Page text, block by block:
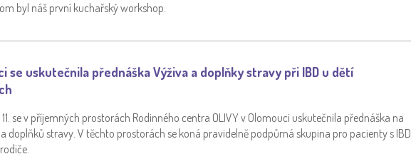
byl náš první kuchařský workshop.
se uskutečnila přednáška Výživa a doplňky stravy při IBD u dětí
11. se v příjemných prostorách Rodinného centra OLIVY v Olomouci uskutečnila přednáška na
doplňků stravy. V těchto prostorách se koná pravidelně podpůrná skupina pro pacienty s IBD